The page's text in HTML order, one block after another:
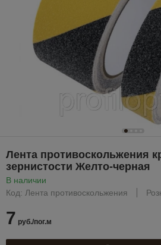
Лента противоскольжения
зернистости Желто-черная
В наличии
Код: Лента противоскольжения
7 руб./пог.м